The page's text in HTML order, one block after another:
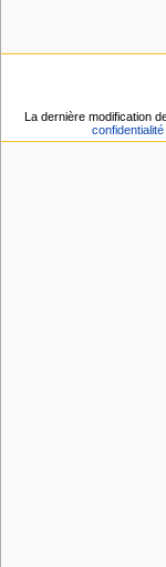
La dernière modification
confidentialité